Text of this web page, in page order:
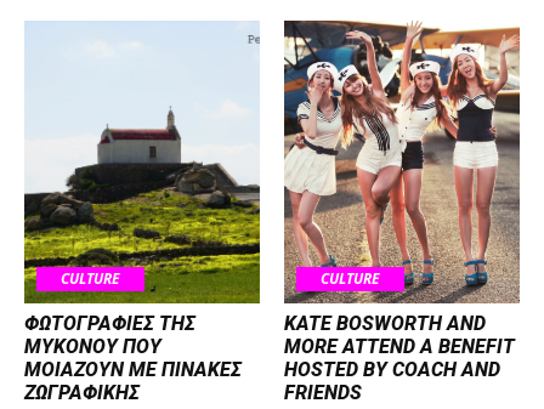
CULTURE
ΦΩΤΟΓΡΑΦΙΕΣ ΤΗΣ
ΜΥΚΟΝΟΥ ΠΟΥ
ΜΟΙΑΖΟΥΝ ΜΕ ΠΙΝΑΚΕΣ
ΖΩΓΡΑΦΙΚΗΣ
CULTURE
KATE BOSWORTH AND
MORE ATTEND A BENEFIT
HOSTED BY COACH AND
FRIENDS